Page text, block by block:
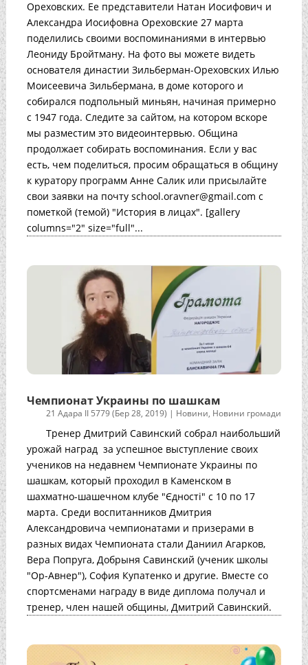
Ореховских. Ее представители Натан Иосифович и
Александра Иосифовна Ореховские 27 марта
поделились своими воспоминаниями в интервью
Леониду Бройтману. На фото вы можете видеть
основателя династии Зильберман-Ореховских Илью
Моисеевича Зильбермана, в доме которого и
собирался подпольный миньян, начиная примерно
с 1947 года. Следите за сайтом, на котором вскоре
мы разместим это видеоинтервью. Община
продолжает собирать воспоминания. Если у вас
есть, чем поделиться, просим обращаться в общину
к куратору программ Анне Салик или присылайте
свои заявки на почту school.oravner@gmail.com с
пометкой (темой) "История в лицах". [gallery
columns="2" size="full"...
Чемпионат Украины по шашкам
21 Адара II 5779 (Бер 28, 2019) | Новини, Новини громади
Тренер Дмитрий Савинский собрал наибольший
урожай наград за успешное выступление своих
учеников на недавнем Чемпионате Украины по
шашкам, который проходил в Каменском в
шахматно-шашечном клубе "Єдності" с 10 по 17
марта. Среди воспитанников Дмитрия
Александровича чемпионатами и призерами в
разных видах Чемпионата стали Даниил Агарков,
Вера Попруга, Добрыня Савинский (ученик школы
"Ор-Авнер"), София Купатенко и другие. Вместе со
спортсменами награду в виде диплома получал и
тренер, член нашей общины, Дмитрий Савинский.